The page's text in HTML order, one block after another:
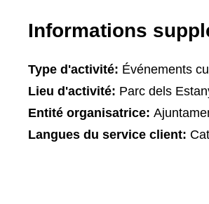
Informations
Type d'activité: Événements
Lieu d'activité: Parc dels
Entité organisatrice:
Langues du service client: